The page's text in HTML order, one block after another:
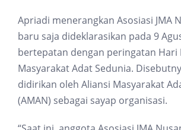
Apriadi menerangkan Asosiasi JMA
baru saja dideklarasikan pada 9
bertepatan dengan peringatan Hari
Masyarakat Adat Sedunia.
didirikan oleh Aliansi Masyarakat
(AMAN) sebagai sayap organisasi.